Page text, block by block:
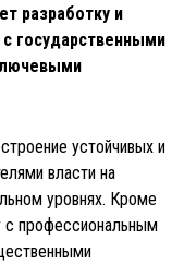
разработку и
государственными
устойчивых и
власти на
уровнях. Кроме
с профессиональным